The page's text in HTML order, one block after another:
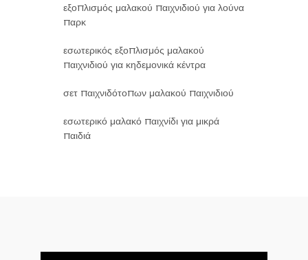
εξοπλισμός μαλακού παιχνιδιού για λούνα
παρκ
εσωτερικός εξοπλισμός μαλακού
παιχνιδιού για κηδεμονικά κέντρα
σετ παιχνιδότοπων μαλακού παιχνιδιού
εσωτερικό μαλακό παιχνίδι για μικρά
παιδιά